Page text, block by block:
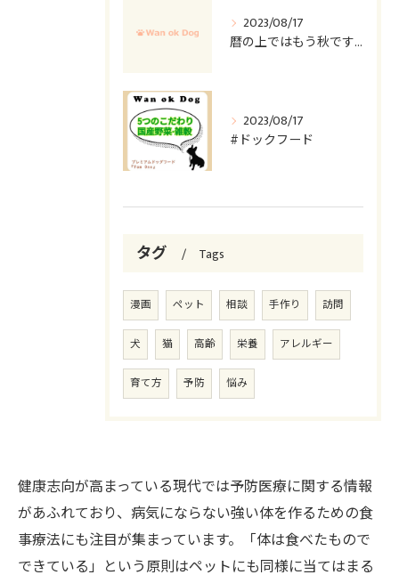
2023/08/17
暦の上ではもう秋ですが…
2023/08/17
#ドックフード
タグ Tags
漫画 ペット 相談 手作り 訪問
犬 猫 高齢 栄養 アレルギー
育て方 予防 悩み
健康志向が高まっている現代では予防医療に関する情報
があふれており、病気にならない強い体を作るための食
事療法にも注目が集まっています。「体は食べたもので
できている」という原則はペットにも同様に当てはまる